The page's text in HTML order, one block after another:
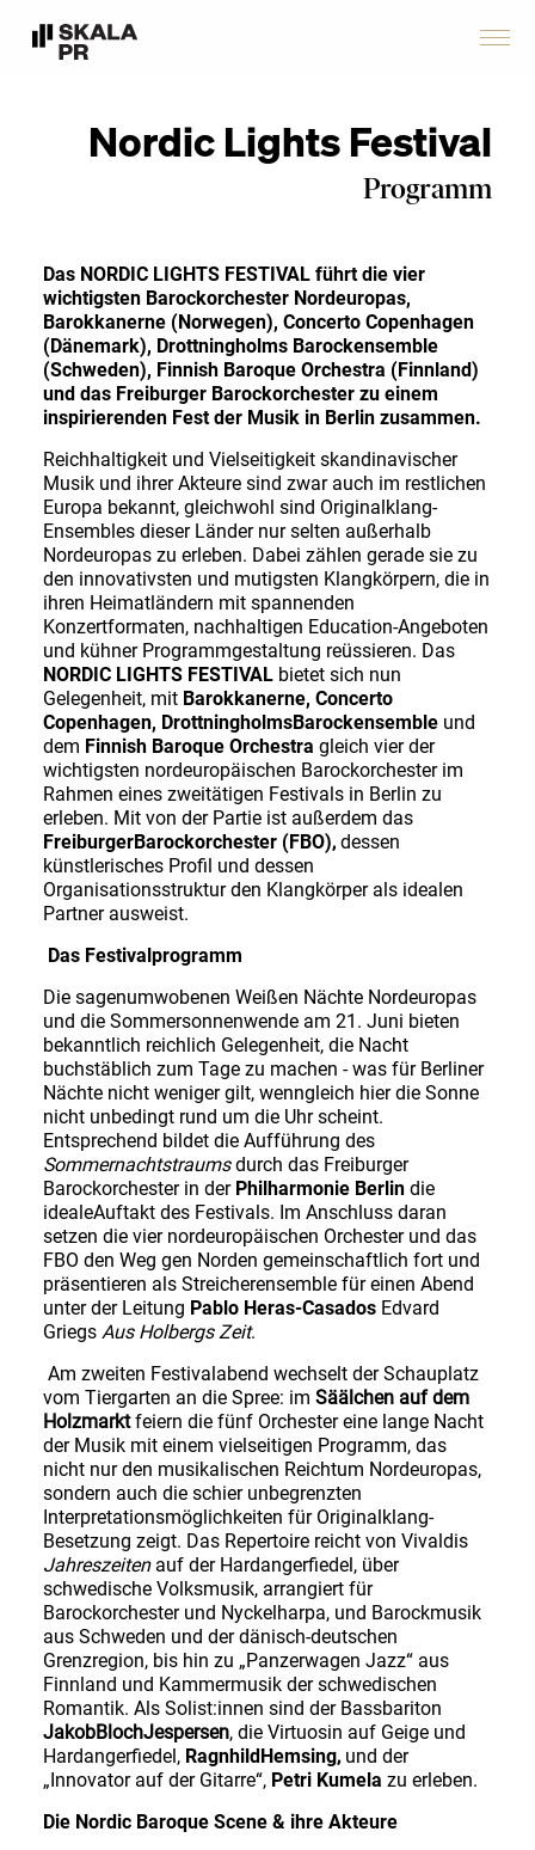
Nordic Lights Festival
Programm
Das NORDIC LIGHTS FESTIVAL führt die vier
wichtigsten Barockorchester Nordeuropas,
Barokkanerne (Norwegen), Concerto Copenhagen
(Dänemark), Drottningholms Barockensemble
(Schweden), Finnish Baroque Orchestra (Finnland)
und das Freiburger Barockorchester zu einem
inspirierenden Fest der Musik in Berlin zusammen.
Reichhaltigkeit und Vielseitigkeit skandinavischer
Musik und ihrer Akteure sind zwar auch im restlichen
Europa bekannt, gleichwohl sind Originalklang-
Ensembles dieser Länder nur selten außerhalb
Nordeuropas zu erleben. Dabei zählen gerade sie zu
den innovativsten und mutigsten Klangkörpern, die in
ihren Heimatländern mit spannenden
Konzertformaten, nachhaltigen Education-Angeboten
und kühner Programmgestaltung reüssieren. Das
NORDIC LIGHTS FESTIVALbietet sich nun
Gelegenheit, mit Barokkanerne, Concerto
Copenhagen, DrottningholmsBarockensembleund
dem Finnish Baroque Orchestra gleich vier der
wichtigsten nordeuropäischen Barockorchester im
Rahmen eines zweitätigen Festivals in Berlin zu
erleben. Mit von der Partie ist außerdem das
FreiburgerBarockorchester (FBO), dessen
künstlerisches Profil und dessen
Organisationsstruktur den Klangkörper als idealen
Partner ausweist.
Das Festivalprogramm
Die sagenumwobenen Weißen Nächte Nordeuropas
und die Sommersonnenwende am 21. Juni bieten
bekanntlich reichlich Gelegenheit, die Nacht
buchstäblich zum Tage zu machen - was für Berliner
Nächte nicht weniger gilt, wenngleich hier die Sonne
nicht unbedingt rund um die Uhr scheint.
Entsprechend bildet die Aufführung des
Sommernachtstraumsdurch das Freiburger
Barockorchester in der Philharmonie Berlin die
idealeAuftakt des Festivals. Im Anschluss daran
setzen die vier nordeuropäischen Orchester und das
FBO den Weg gen Norden gemeinschaftlich fort und
präsentieren als Streicherensemble für einen Abend
unter der Leitung Pablo Heras-CasadosEdvard
Griegs Aus Holbergs Zeit.
Am zweiten Festivalabend wechselt der Schauplatz
vom Tiergarten an die Spree: im Säälchen auf dem
Holzmarktfeiern die fünf Orchester eine lange Nacht
der Musik mit einem vielseitigen Programm, das
nicht nur den musikalischen Reichtum Nordeuropas,
sondern auch die schier unbegrenzten
Interpretationsmöglichkeiten für Originalklang-
Besetzung zeigt. Das Repertoire reicht von Vivaldis
Jahreszeitenauf der Hardangerfiedel, über
schwedische Volksmusik, arrangiert für
Barockorchester und Nyckelharpa, und Barockmusik
aus Schweden und der dänisch-deutschen
Grenzregion, bis hin zu „Panzerwagen Jazz“ aus
Finnland und Kammermusik der schwedischen
Romantik. Als Solist:innen sind der Bassbariton
JakobBlochJespersen, die Virtuosin auf Geige und
Hardangerfiedel, RagnhildHemsing,und der
„Innovator auf der Gitarre“, Petri Kumela zu erleben.
Die Nordic Baroque Scene & ihre Akteure